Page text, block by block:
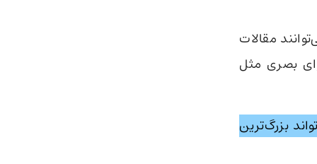
مقالات
بصری مثل
بزرگ‌ترین